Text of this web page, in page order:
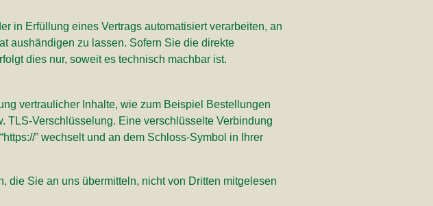
in Erfüllung eines Vertrags automatisiert verarbeiten, an
aushändigen zu lassen. Sofern Sie die direkte
dies nur, soweit es technisch machbar ist.
vertraulicher Inhalte, wie zum Beispiel Bestellungen
TLS-Verschlüsselung. Eine verschlüsselte Verbindung
” wechselt und an dem Schloss-Symbol in Ihrer
die Sie an uns übermitteln, nicht von Dritten mitgelesen